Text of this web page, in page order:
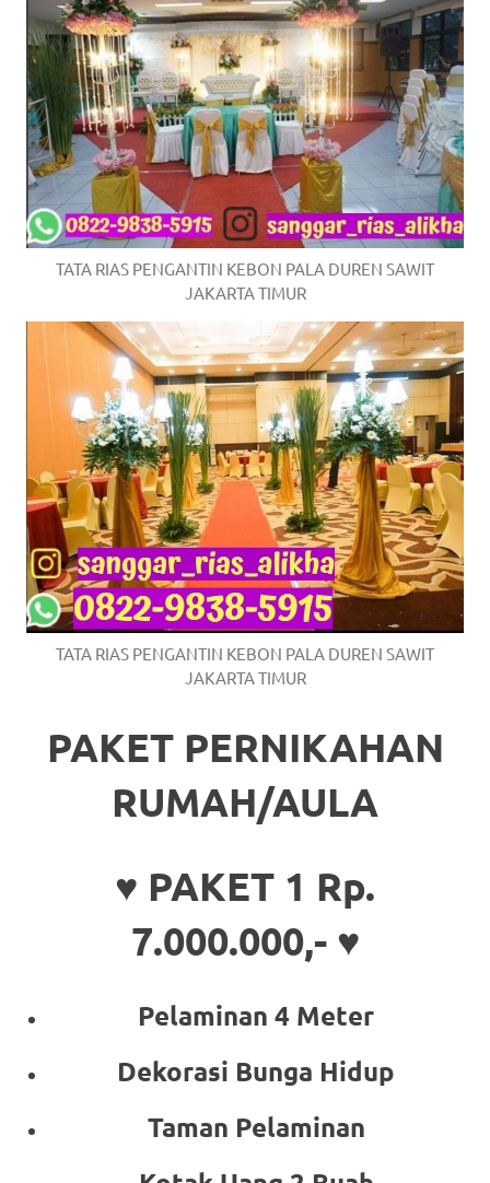
TATA RIAS PENGANTIN KEBON PALA DUREN SAWIT
JAKARTA TIMUR
TATA RIAS PENGANTIN KEBON PALA DUREN SAWIT
JAKARTA TIMUR
PAKET PERNIKAHAN
RUMAH/AULA
♥ PAKET 1 Rp.
7.000.000,- ♥
Pelaminan 4 Meter
Dekorasi Bunga Hidup
Taman Pelaminan